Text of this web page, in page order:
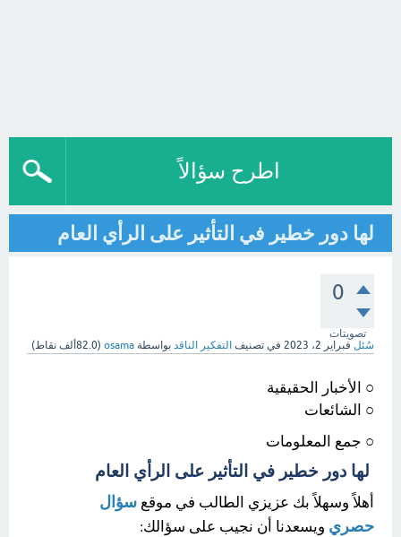
اطرح سؤالاً
لها دور خطير في التأثير على الرأي العام
0
تصويتات
سُئل فبراير 2، 2023 في تصنيف التفكير الناقد بواسطة osama
(82.0ألف نقاط)
○ الأخبار الحقيقية
○ الشائعات
○ جمع المعلومات
لها دور خطير في التأثير على الرأي العام
أهلاً وسهلاً بك عزيزي الطالب في موقع سؤال
حصري ويسعدنا أن نجيب على سؤالك: